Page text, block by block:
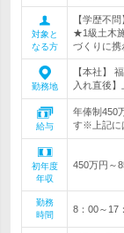
対象と
なる方
【学歴不
★1級土木
づくりに携
勤務地
【本社】
入れ直後
給与
年俸制450
す※上記に
初年度
年収
450万円～
勤務
時間
8：00～17